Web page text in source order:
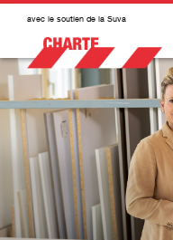
avec le soutien de la Suva